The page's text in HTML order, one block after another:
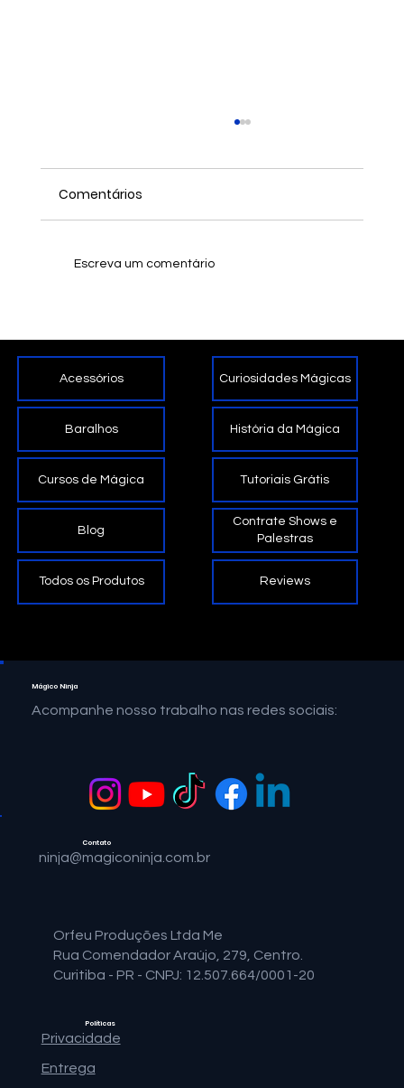
Acessórios
Baralhos
Cursos de Mágica
Blog
Todos os Produtos
Curiosidades Mágicas
História da Mágica
Tutoriais Grátis
Contrate Shows e
Palestras
Reviews
Criatividade Joinville, Protagonismo
Totvs
Comentários
Escreva um comentário
Contato
ninja@magiconinja.com.br
Orfeu Produções Ltda Me
Rua Comendador Araújo, 279, Centro.
Curitiba - PR - CNPJ: 12.507.664/0001-20
Políticas
Privacidade
Entrega
Acompanhe nosso trabalho nas redes sociais:
Mágico Ninja